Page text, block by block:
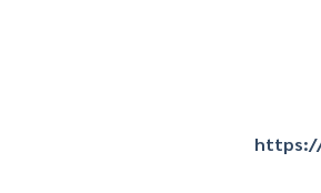
https://